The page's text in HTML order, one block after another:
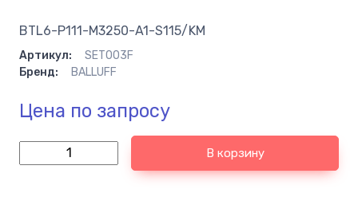
BTL6-P111-M3250-A1-S115/KM
Артикул:
SET003F
Бренд:
BALLUFF
Цена по запросу
В корзину